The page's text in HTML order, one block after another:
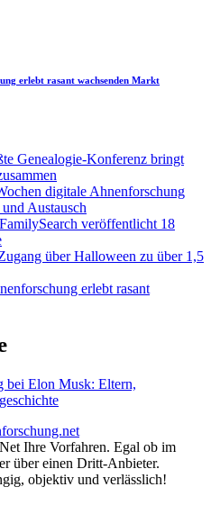
erlebt rasant wachsenden Markt
Genealogie-Konferenz bringt
digitale Ahnenforschung
Austausch
veröffentlicht 18
über Halloween zu über 1,5
erlebt rasant
bei Elon Musk: Eltern,
Ihre Vorfahren. Egal ob im
über einen Dritt-Anbieter.
objektiv und verlässlich!